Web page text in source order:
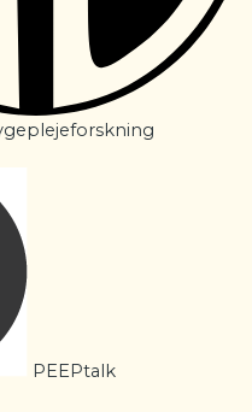
PEEPtalk